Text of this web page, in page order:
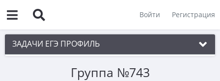
Войти Регистрация
ЗАДАЧИ ЕГЭ ПРОФИЛЬ
1. ПланиметрияГруппа №743